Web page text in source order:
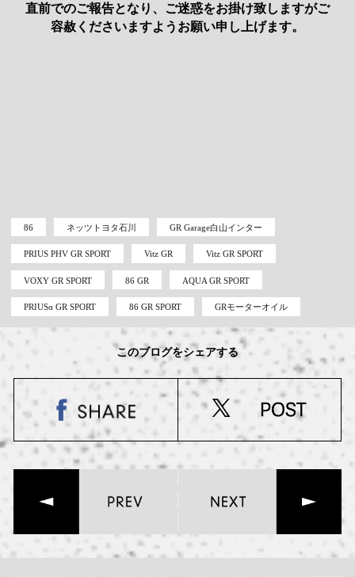
直前でのご報告となり、ご迷惑をお掛け致しますがご
容赦くださいますようお願い申し上げます。
86 ネッツトヨタ石川 GR Garage白山インター
PRIUS PHV GR SPORT Vitz GR Vitz GR SPORT
VOXY GR SPORT 86 GR AQUA GR SPORT
PRIUSα GR SPORT 86 GR SPORT GRモーターオイル
このブログをシェアする